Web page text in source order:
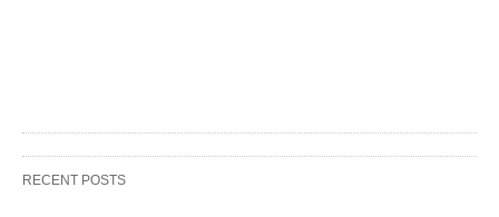
RECENT POSTS